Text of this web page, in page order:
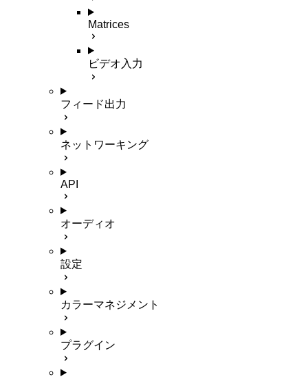
Matrices
ビデオ入力
フィード出力
ネットワーキング
API
オーディオ
設定
カラーマネジメント
プラグイン